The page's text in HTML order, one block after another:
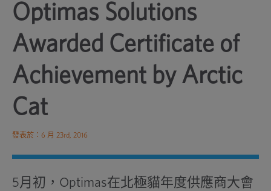
Optimas Solutions
Awarded Certificate of
Achievement by Arctic
Cat
發表於：6 月 23rd, 2016
5月初，Optimas在北極貓年度供應商大會